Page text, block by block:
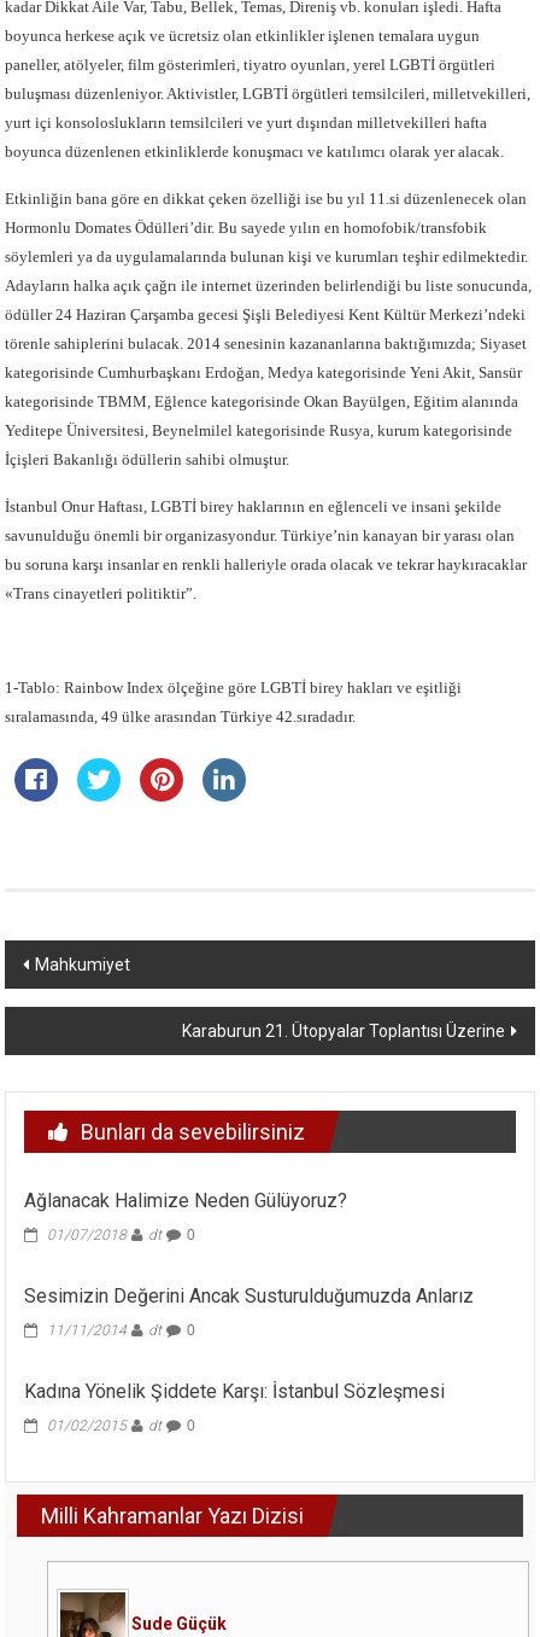
kadar Dikkat Aile Var, Tabu, Bellek, Temas, Direniş vb. konuları işledi. Hafta
boyunca herkese açık ve ücretsiz olan etkinlikler işlenen temalara uygun
paneller, atölyeler, film gösterimleri, tiyatro oyunları, yerel LGBTİ örgütleri
buluşması düzenleniyor. Aktivistler, LGBTİ örgütleri temsilcileri, milletvekilleri,
yurt içi konsoloslukların temsilcileri ve yurt dışından milletvekilleri hafta
boyunca düzenlenen etkinliklerde konuşmacı ve katılımcı olarak yer alacak.
Etkinliğin bana göre en dikkat çeken özelliği ise bu yıl 11.si düzenlenecek olan
Hormonlu Domates Ödülleri’dir. Bu sayede yılın en homofobik/transfobik
söylemleri ya da uygulamalarında bulunan kişi ve kurumları teşhir edilmektedir.
Adayların halka açık çağrı ile internet üzerinden belirlendiği bu liste sonucunda,
ödüller 24 Haziran Çarşamba gecesi Şişli Belediyesi Kent Kültür Merkezi’ndeki
törenle sahiplerini bulacak. 2014 senesinin kazananlarına baktığımızda; Siyaset
kategorisinde Cumhurbaşkanı Erdoğan, Medya kategorisinde Yeni Akit, Sansür
kategorisinde TBMM, Eğlence kategorisinde Okan Bayülgen, Eğitim alanında
Yeditepe Üniversitesi, Beynelmilel kategorisinde Rusya, kurum kategorisinde
İçişleri Bakanlığı ödüllerin sahibi olmuştur.
İstanbul Onur Haftası, LGBTİ birey haklarının en eğlenceli ve insani şekilde
savunulduğu önemli bir organizasyondur. Türkiye’nin kanayan bir yarası olan
bu soruna karşı insanlar en renkli halleriyle orada olacak ve tekrar haykıracaklar
«Trans cinayetleri politiktir”.
1-Tablo: Rainbow Index ölçeğine göre LGBTİ birey hakları ve eşitliği
sıralamasında, 49 ülke arasından Türkiye 42.sıradadır.
Yazı
dolaşımı
Mahkumiyet
Karaburun 21. Ütopyalar Toplantısı Üzerine
Bunları da sevebilirsiniz
Ağlanacak Halimize Neden Gülüyoruz?
01/07/2018 dt 0
Sesimizin Değerini Ancak Susturulduğumuzda Anlarız
11/11/2014 dt 0
Kadına Yönelik Şiddete Karşı: İstanbul Sözleşmesi
01/02/2015 dt 0
Milli Kahramanlar Yazı Dizisi
Sude Güçük